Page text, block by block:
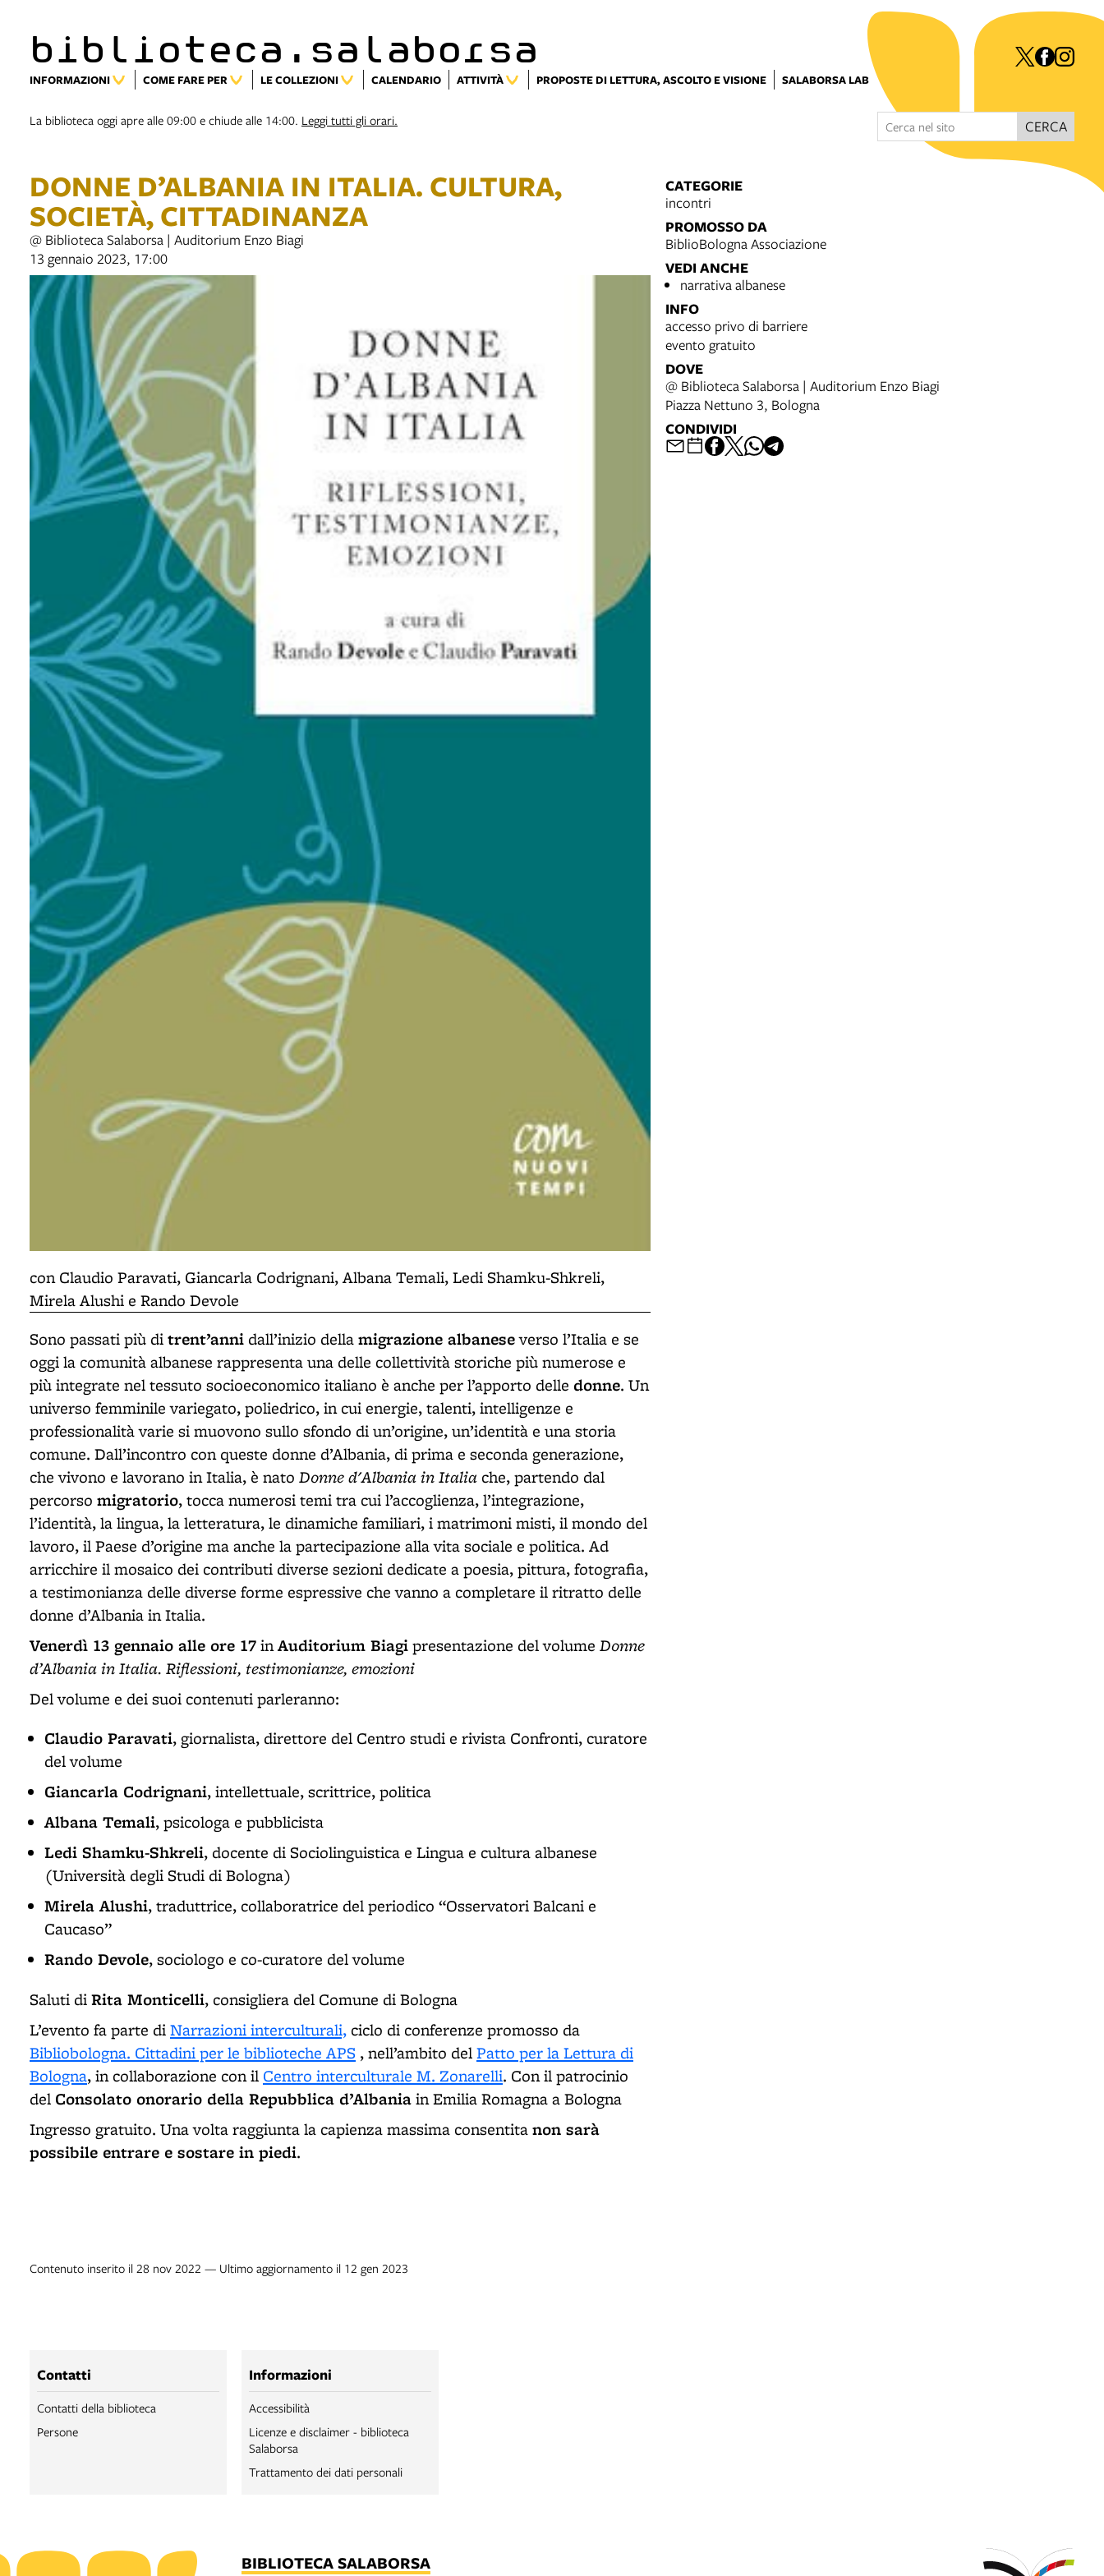
biblioteca.salaborsa
INFORMAZIONI COME FARE PER LE COLLEZIONI CALENDARIO ATTIVITÀ PROPOSTE DI LETTURA, ASCOLTO E VISIONE SALABORSA LAB
La biblioteca oggi apre alle 09:00 e chiude alle 14:00. Leggi tutti gli orari. CERCA
DONNE D’ALBANIA IN ITALIA. CULTURA,
SOCIETÀ, CITTADINANZA
@ Biblioteca Salaborsa | Auditorium Enzo Biagi
13 gennaio 2023, 17:00
con Claudio Paravati, Giancarla Codrignani, Albana Temali, Ledi Shamku-Shkreli,
Mirela Alushi e Rando Devole
Sono passati più ditrent’anni dall’inizio dellamigrazione albaneseverso l’Italia e se
oggi la comunità albanese rappresenta una delle collettività storiche più numerose e
più integrate nel tessuto socioeconomico italiano è anche per l’apporto delle donne. Un
universo femminile variegato, poliedrico, in cui energie, talenti, intelligenze e
professionalità varie si muovono sullo sfondo di un’origine, un’identità e una storia
comune. Dall’incontro con queste donne d’Albania, di prima e seconda generazione,
che vivono e lavorano in Italia, è nato Donne d'Albania in Italia che, partendo dal
percorso migratorio, tocca numerosi temi tra cui l’accoglienza, l’integrazione,
l’identità, la lingua, la letteratura, le dinamiche familiari, i matrimoni misti, il mondo del
lavoro, il Paese d’origine ma anche la partecipazione alla vita sociale e politica. Ad
arricchire il mosaico dei contributi diverse sezioni dedicate a poesia, pittura, fotografia,
a testimonianza delle diverse forme espressive che vanno a completare il ritratto delle
donne d’Albania in Italia.
Venerdì 13 gennaio alle ore 17inAuditorium Biagipresentazione del volume Donne
d’Albania in Italia. Riflessioni, testimonianze, emozioni
Del volume e dei suoi contenuti parleranno:
Claudio Paravati, giornalista, direttore del Centro studi e rivista Confronti, curatore
del volume
Giancarla Codrignani, intellettuale, scrittrice, politica
Albana Temali, psicologa e pubblicista
Ledi Shamku-Shkreli, docente di Sociolinguistica e Lingua e cultura albanese
(Università degli Studi di Bologna)
Mirela Alushi, traduttrice, collaboratrice del periodico “Osservatori Balcani e
Caucaso”
Rando Devole, sociologo e co-curatore del volume
Saluti diRita Monticelli, consigliera del Comune di Bologna
L’evento fa parte diNarrazioni interculturali, ciclo di conferenze promosso da
Bibliobologna. Cittadini per le biblioteche APS , nell’ambito delPatto per la Lettura di
Bologna, in collaborazione con il Centro interculturale M. Zonarelli. Con il patrocinio
del Consolato onorario della Repubblica d’Albaniain Emilia Romagna a Bologna
Ingresso gratuito. Una volta raggiunta la capienza massima consentitanon sarà
possibile entrare e sostare in piedi.
CATEGORIE
incontri
PROMOSSO DA
BiblioBologna Associazione
VEDI ANCHE
narrativa albanese
INFO
accesso privo di barriere
evento gratuito
DOVE
@ Biblioteca Salaborsa | Auditorium Enzo Biagi
Piazza Nettuno 3, Bologna
CONDIVIDI
Contenuto inserito il 28 nov 2022 — Ultimo aggiornamento il 12 gen 2023
Contatti
Contatti della biblioteca
Persone
Informazioni
Accessibilità
Licenze e disclaimer - biblioteca
Salaborsa
Trattamento dei dati personali
BIBLIOTECA SALABORSA